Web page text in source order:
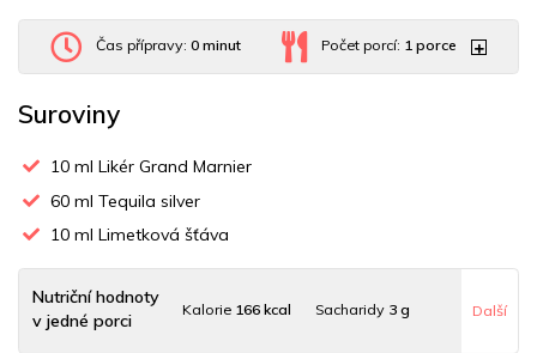
Čas přípravy: 0 minut Počet porcí: 1 porce
Suroviny
10 ml Likér Grand Marnier
60 ml Tequila silver
10 ml Limetková šťáva
Nutriční hodnoty
v jedné porci
Kalorie 166 kcal Sacharidy 3 g Další